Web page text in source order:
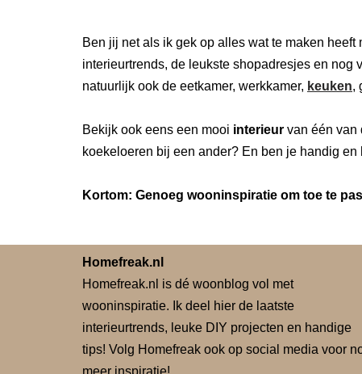
Ben jij net als ik gek op alles wat te maken
interieurtrends, de leukste shopadresjes en
natuurlijk ook de eetkamer, werkkamer, keuken,
Bekijk ook eens een mooi interieur van één van
koekeloeren bij een ander? En ben je handig
Kortom: Genoeg wooninspiratie om toe te
Homefreak.nl
Homefreak.nl is dé woonblog vol met
wooninspiratie. Ik deel hier de laatste
interieurtrends, leuke DIY projecten en handige
tips! Volg Homefreak ook op social media voor
meer inspiratie!